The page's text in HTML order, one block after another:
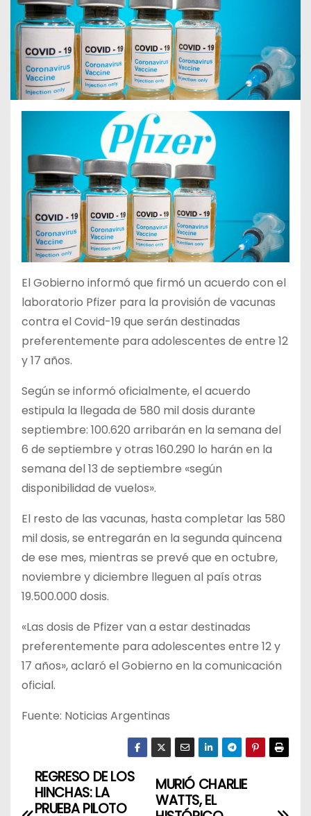
El Gobierno informó que firmó un acuerdo con el
laboratorio Pfizer para la provisión de vacunas
contra el Covid-19 que serán destinadas
preferentemente para adolescentes de entre 12
y 17 años.
Según se informó oficialmente, el acuerdo
estipula la llegada de 580 mil dosis durante
septiembre: 100.620 arribarán en la semana del
6 de septiembre y otras 160.290 lo harán en la
semana del 13 de septiembre «según
disponibilidad de vuelos».
El resto de las vacunas, hasta completar las 580
mil dosis, se entregarán en la segunda quincena
de ese mes, mientras se prevé que en octubre,
noviembre y diciembre lleguen al país otras
19.500.000 dosis.
«Las dosis de Pfizer van a estar destinadas
preferentemente para adolescentes entre 12 y
17 años», aclaró el Gobierno en la comunicación
oficial.
Fuente: Noticias Argentinas
N
MURIÓ CHARLIE
WATTS, EL
REGRESO DE LOS
HINCHAS: LA
PRUEBA PILOTO